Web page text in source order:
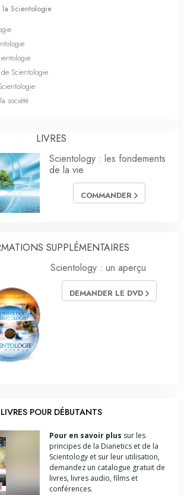
la Scientologie
Scientologie
société
LIVRES
Scientology : les fondements
de la vie
COMMANDER
SUPPLÉMENTAIRES
Scientology : un aperçu
DEMANDER LE DVD
LIVRES POUR DÉBUTANTS
Pour en savoir plus sur les
principes de la Dianetics et de la
Scientology et sur leur utilisation,
demandez un catalogue gratuit de
livres, livres audio, films et
conférences.